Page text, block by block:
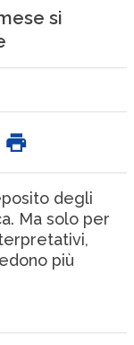
si
degli
Ma solo per
più